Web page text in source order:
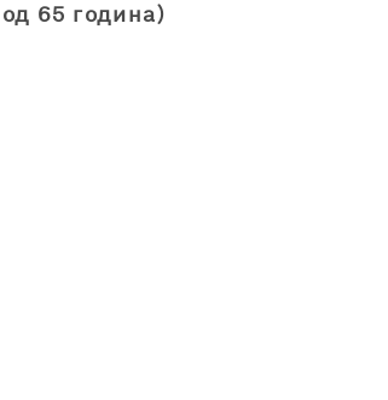
65 година)